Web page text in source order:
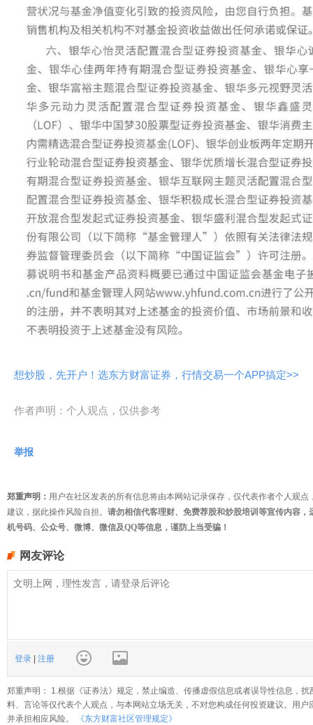
想炒股，先开户！选东方财富证券，行情交易一个APP搞定>>
作者声明：个人观点，仅供参考
举报
郑重声明： 用户在社区发表的所有信息将由本网站记录保存，仅代表作者个人观
建议，据此操作风险自担。 请勿相信代客理财、免费荐股和炒股培训等宣传内容
机号码、公众号、微博、微信及QQ等信息，谨防上当受骗！
网友评论
登录 注册
郑重声明： 1.根据《证券法》规定，禁止编造、传播虚假信息或者误导性信息，
料、言论等仅代表个人观点，与本网站立场无关，不对您构成任何投资建议。用
并承担相应风险。
《东方财富社区管理规定》